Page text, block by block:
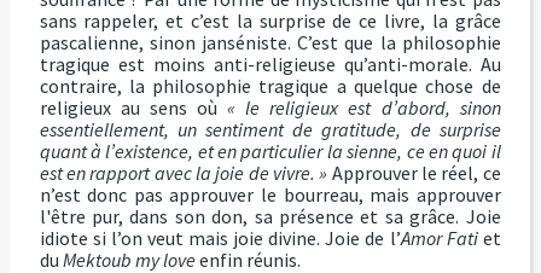
sans rappeler, et c’est la surprise de ce livre, la grâce
pascalienne, sinon janséniste. C’est que la philosophie
tragique est moins anti-religieuse qu’anti-morale. Au
contraire, la philosophie tragique a quelque chose de
religieux au sens où« le religieux est d’abord, sinon
essentiellement, un sentiment de gratitude, de surprise
quant à l’existence, et en particulier la sienne, ce en quoi il
est en rapport avec la joie de vivre. » Approuver le réel, ce
n’est donc pas approuver le bourreau, mais approuver
l'être pur, dans son don, sa présence et sa grâce. Joie
idiote si l’on veut mais joie divine. Joie de l’Amor Fati et
du Mektoub my love enfin réunis.